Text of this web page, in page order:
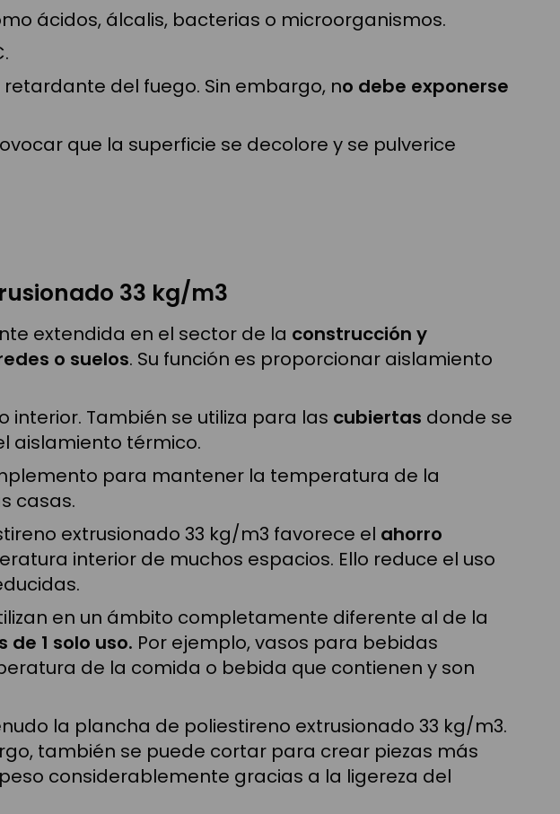
ácidos, álcalis, bacterias o microorganismos.
del fuego. Sin embargo, no debe exponerse
que la superficie se decolore y se pulverice
33 kg/m3
extendida en el sector de la construcción y
o suelos. Su función es proporcionar aislamiento
También se utiliza para las cubiertas donde se
aislamiento térmico.
para mantener la temperatura de la
casas.
extrusionado 33 kg/m3 favorece el ahorro
interior de muchos espacios. Ello reduce el uso
en un ámbito completamente diferente al de la
de 1 solo uso. Por ejemplo, vasos para bebidas
de la comida o bebida que contienen y son
la plancha de poliestireno extrusionado 33 kg/m3.
también se puede cortar para crear piezas más
considerablemente gracias a la ligereza del